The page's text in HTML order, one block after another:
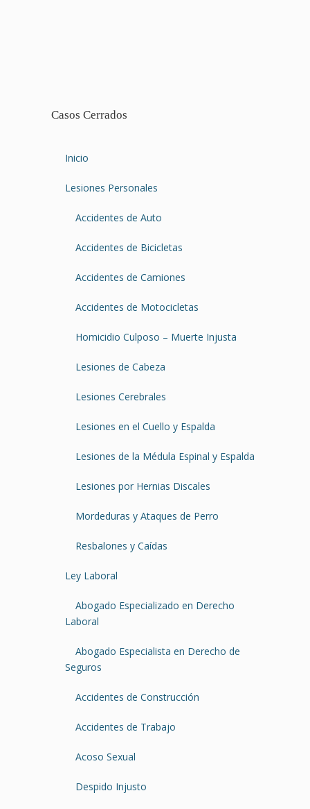
Casos Cerrados
Inicio
Lesiones Personales
Accidentes de Auto
Accidentes de Bicicletas
Accidentes de Camiones
Accidentes de Motocicletas
Homicidio Culposo – Muerte Injusta
Lesiones de Cabeza
Lesiones Cerebrales
Lesiones en el Cuello y Espalda
Lesiones de la Médula Espinal y Espalda
Lesiones por Hernias Discales
Mordeduras y Ataques de Perro
Resbalones y Caídas
Ley Laboral
Abogado Especializado en Derecho
Laboral
Abogado Especialista en Derecho de
Seguros
Accidentes de Construcción
Accidentes de Trabajo
Acoso Sexual
Despido Injusto